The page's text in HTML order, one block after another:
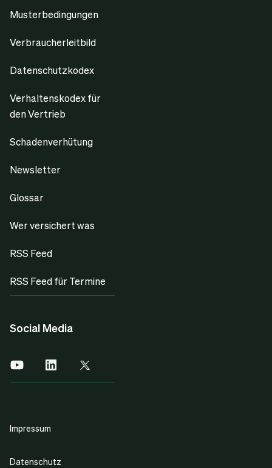
Musterbedingungen
Verbraucherleitbild
Datenschutzkodex
Verhaltenskodex für
den Vertrieb
Schadenverhütung
Newsletter
Glossar
Wer versichert was
RSS Feed
RSS Feed für Termine
Social Media
Impressum
Datenschutz